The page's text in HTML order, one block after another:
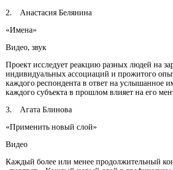
2. Анастасия Белянина
«Имена»
Видео, звук
Проект исследует реакцию разных людей на
индивидуальных ассоциаций и прожитого
каждого респондента в ответ на услышанное
каждого субъекта в прошлом влияет на его
3. Агата Блинова
«Применить новый слой»
Видео
Каждый более или менее продолжительный